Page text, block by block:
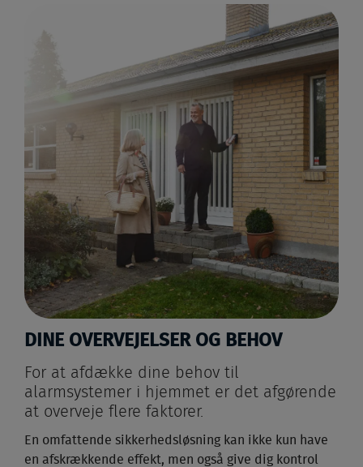
DINE OVERVEJELSER OG BEHOV
For at afdække dine behov til
alarmsystemer i hjemmet er det afgørende
at overveje flere faktorer.
En omfattende sikkerhedsløsning kan ikke kun have
en afskrækkende effekt, men også give dig kontrol